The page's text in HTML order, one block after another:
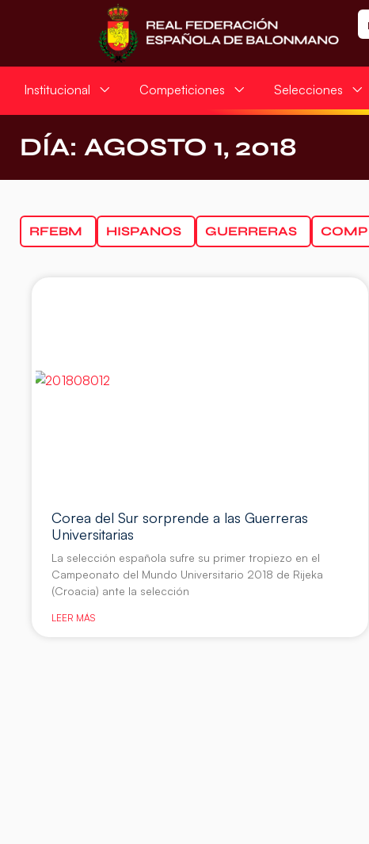
Institucional Competiciones Selecciones
DÍA: AGOSTO 1, 2018
RFEBM HISPANOS GUERRERAS
Corea del Sur sorprende a las Guerreras
Universitarias
La selección española sufre su primer tropiezo en el
Campeonato del Mundo Universitario 2018 de Rijeka
(Croacia) ante la selección
LEER MÁS